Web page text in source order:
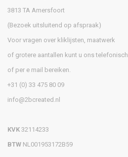
3813 TA Amersfoort
(Bezoek uitsluitend op afspraak)
Voor vragen over kliklijsten, maatwerk
of grotere aantallen kunt u ons telefonisch
of per e mail bereiken.
+31 (0) 33 475 80 09
info@2bcreated.nl
KVK 32114233
BTW NL001953172B59